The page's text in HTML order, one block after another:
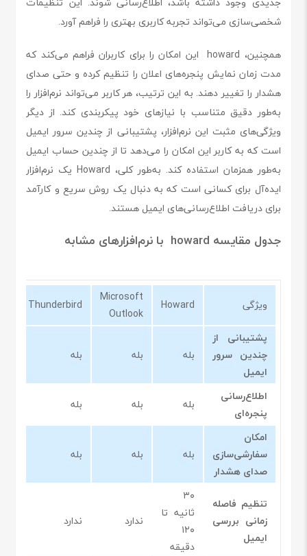
شخصی‌سازی می‌تواند تجربه کاربری بهتری را فراهم آورد.
همچنین، howard این امکان را برای کاربران فراهم می‌کند که
مدت زمان نمایش پنجره‌های اعلان را تنظیم کرده و حتی صدای
هشدار را تغییر دهند. به این ترتیب، هر کاربر می‌تواند نرم‌افزار را
به‌طور دقیق متناسب با نیازهای خود پیکربندی کند. از دیگر
ویژگی‌های مثبت این نرم‌افزار، پشتیبانی از چندین سرور ایمیل
است که به کاربر این امکان را می‌دهد تا از چندین حساب ایمیل
به‌طور همزمان استفاده کند. به‌طور کلی، Howard یک نرم‌افزار
ایده‌آل برای کسانی است که به دنبال یک روش سریع و کارآمد
برای دریافت اطلاع‌رسانی‌های ایمیل هستند.
جدول مقایسه howard با نرم‌افزارهای مشابه
ویژگی Howard
Microsoft
Outlook
Thunderbird
پشتیبانی از
چندین سرور
ایمیل
بله بله بله
اطلاع‌رسانی
پنجره‌ای
بله بله
بله
امکان
سفارشی‌سازی
صدای هشدار
بله بله بله
تنظیم فاصله
زمانی بررسی
ایمیل
۳۰
ثانیه تا
۱۲۰
دقیقه
ندارد ندارد